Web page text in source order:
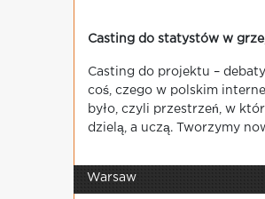
Casting do statystów w grze,
Casting do projektu –
coś, czego w polskim
było, czyli przestrzeń, w
dzielą, a uczą. Tworzymy
Warsaw